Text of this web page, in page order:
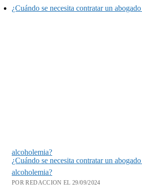
¿Cuándo se necesita contratar un
alcoholemia?
¿Cuándo se necesita contratar un
alcoholemia?
POR REDACCION EL 29/09/2024